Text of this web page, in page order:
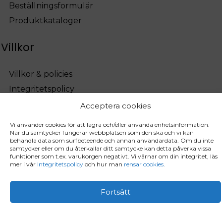
Acceptera cookies
Vi använder cookies för att lagra och/eller använda enhetsinformation.
När du samtycker fungerar webbplatsen som den ska och vi kan
behandla data som surfbeteende och annan användardata. Om du inte
samtycker eller om du återkallar ditt samtycke kan detta påverka vissa
funktioner som t.ex. varukorgen negativt. Vi värnar om din integritet, läs
mer i vår Integritetspolicy och hur man rensar cookies.
Fortsätt
Beställningsformulär
Produktkataloger
Villkor
Villkor & policies
Integritetspolicy